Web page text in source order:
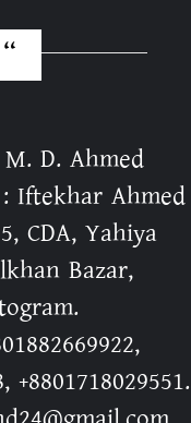
D. Ahmed
Iftekhar Ahmed
CDA, Yahiya
Bazar,
+8801718029551.